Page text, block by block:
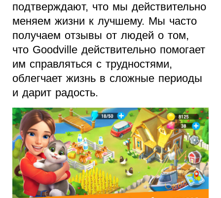
подтверждают, что мы действительно
меняем жизни к лучшему. Мы часто
получаем отзывы от людей о том,
что Goodville действительно помогает
им справляться с трудностями,
облегчает жизнь в сложные периоды
и дарит радость.